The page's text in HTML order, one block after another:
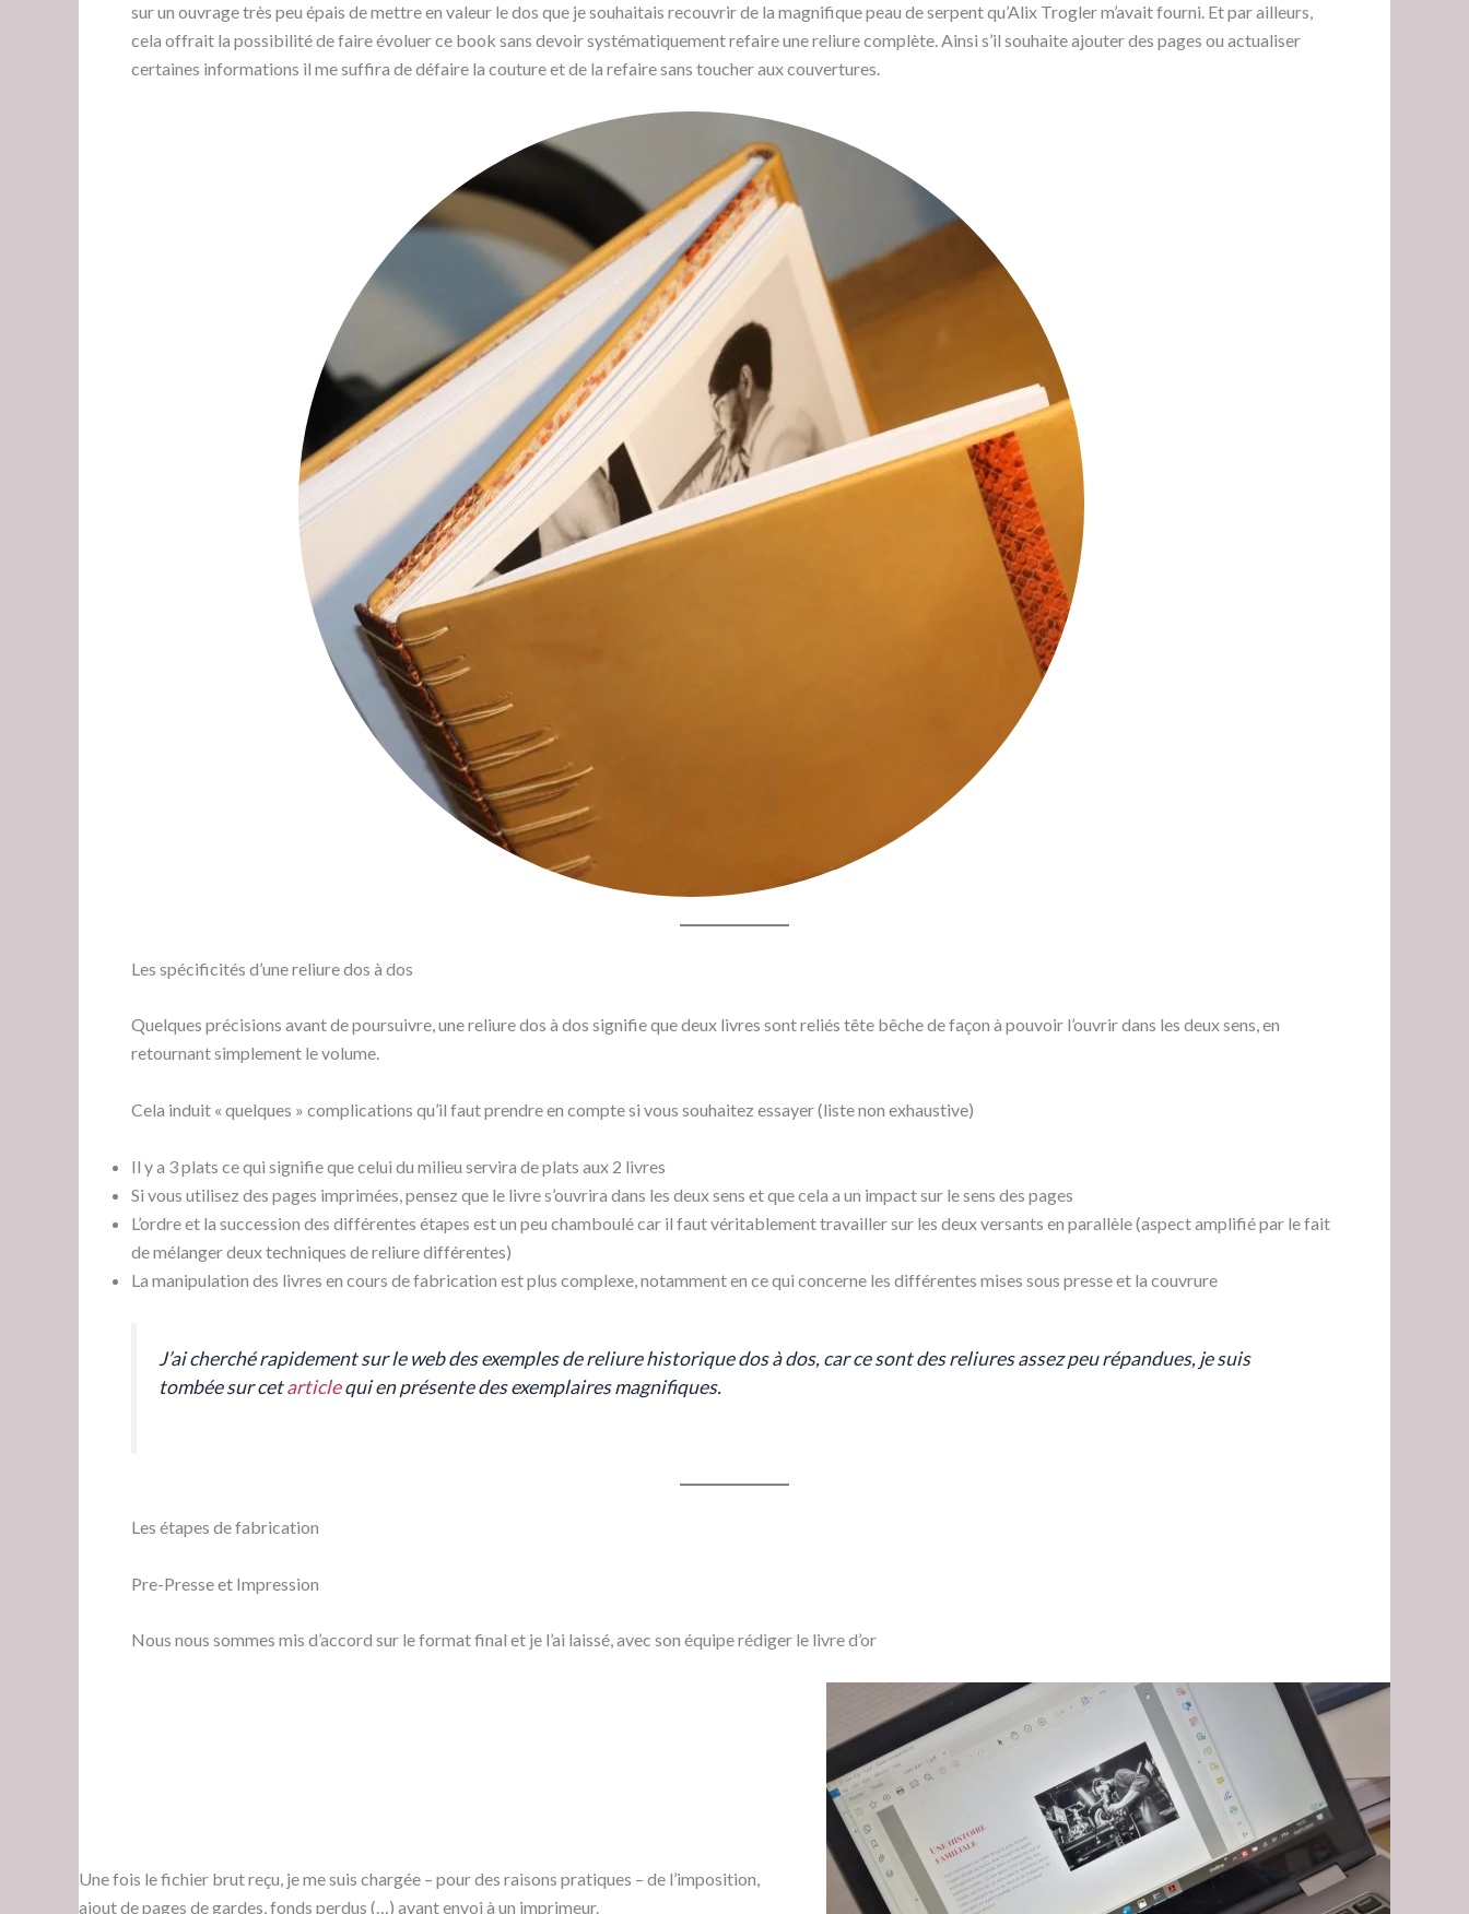
sur un ouvrage très peu épais de mettre en valeur le dos que je souhaitais recouvrir de la magnifique peau de serpent qu’Alix Trogler m’avait fourni. Et par ailleurs,
cela offrait la possibilité de faire évoluer ce book sans devoir systématiquement refaire une reliure complète. Ainsi s’il souhaite ajouter des pages ou actualiser
certaines informations il me suffira de défaire la couture et de la refaire sans toucher aux couvertures.
Les spécificités d’une reliure dos à dos
Quelques précisions avant de poursuivre, une reliure dos à dos signifie que deux livres sont reliés tête bêche de façon à pouvoir l’ouvrir dans les deux sens, en
retournant simplement le volume.
Cela induit « quelques » complications qu’il faut prendre en compte si vous souhaitez essayer (liste non exhaustive)
Il y a 3 plats ce qui signifie que celui du milieu servira de plats aux 2 livres
Si vous utilisez des pages imprimées, pensez que le livre s’ouvrira dans les deux sens et que cela a un impact sur le sens des pages
L’ordre et la succession des différentes étapes est un peu chamboulé car il faut véritablement travailler sur les deux versants en parallèle (aspect amplifié par le fait
de mélanger deux techniques de reliure différentes)
La manipulation des livres en cours de fabrication est plus complexe, notamment en ce qui concerne les différentes mises sous presse et la couvrure
J’ai cherché rapidement sur le web des exemples de reliure historique dos à dos, car ce sont des reliures assez peu répandues, je suis
tombée sur cetarticlequi en présente des exemplaires magnifiques.
Les étapes de fabrication
Pre-Presse et Impression
Nous nous sommes mis d’accord sur le format final et je l’ai laissé, avec son équipe rédiger le livre d’or
Une fois le fichier brut reçu, je me suis chargée – pour des raisons pratiques – de l’imposition,
ajout de pages de gardes, fonds perdus (…) avant envoi à un imprimeur.